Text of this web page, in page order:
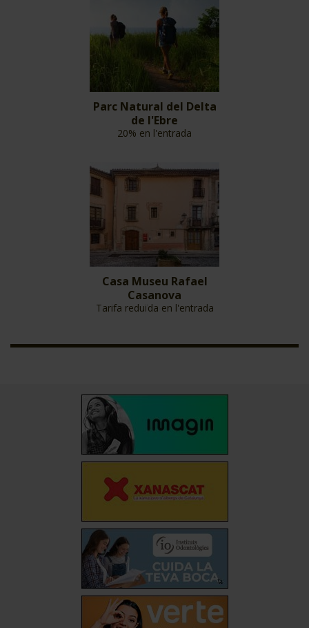
Parc Natural del Delta
de l'Ebre
20% en l'entrada
Casa Museu Rafael
Casanova
Tarifa reduïda en l'entrada